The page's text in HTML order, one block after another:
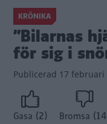
KRÖNIKA
”Bilarnas
för sig i
Publicerad 17 februari
Gasa (2) Bromsa